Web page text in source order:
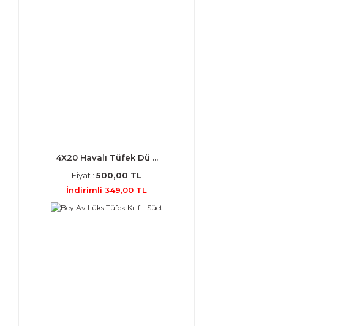
4X20 Havalı Tüfek Dü ...
Fiyat : 500,00 TL
İndirimli 349,00 TL